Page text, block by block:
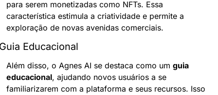
para serem monetizadas como NFTs. Essa
característica estimula a criatividade e permite a
exploração de novas avenidas comerciais.
Educacional
Além disso, o Agnes AI se destaca como um guia
educacional, ajudando novos usuários a se
familiarizarem com a plataforma e seus recursos. Isso